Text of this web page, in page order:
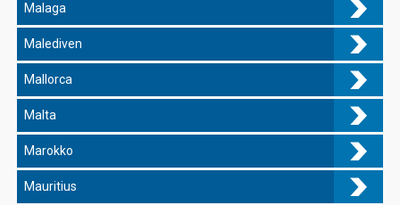
Malaga
Malediven
Mallorca
Malta
Marokko
Mauritius